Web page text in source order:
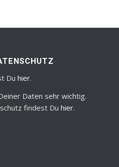
Du hier.
Daten sehr wichtig.
findest Du hier.